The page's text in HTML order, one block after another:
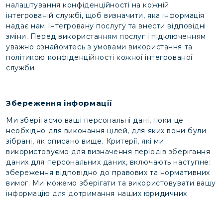
налаштування конфіденційності на кожній
інтегрованій службі, щоб визначити, яка інформація
надає нам Інтегровану послугу та внести відповідні
зміни. Перед використанням послуг і підключенням
уважно ознайомтесь з умовами використання та
політикою конфіденційності кожної інтегрованої
служби.
Збереження інформації
Ми зберігаємо ваші персональні дані, поки це
необхідно для виконання цілей, для яких вони були
зібрані, як описано вище. Критерії, які ми
використовуємо для визначення періодів зберігання
даних для персональних даних, включають наступне:
збереження відповідно до правових та нормативних
вимог. Ми можемо зберігати та використовувати вашу
інформацію для дотримання наших юридичних